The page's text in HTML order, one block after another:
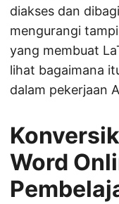
diakses dan
mengurangi
yang membuat
lihat bagaimana
dalam pekerjaan
Word